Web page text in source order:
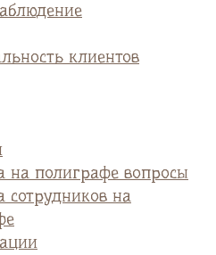
клиентов
на полиграфе вопросы
сотрудников на